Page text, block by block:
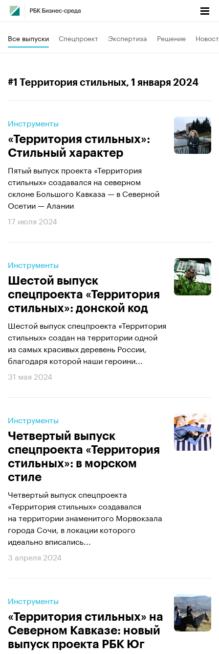
Все выпуски Спецпроект Экспертиза Решение
#1 Территория стильных, 1 января 2024
Инструменты
«Территория стильных»:
Стильный характер
Пятый выпуск проекта «Территория
стильных» создавался на северном
склоне Большого Кавказа — в Северной
Осетии — Алании
17 июля 2024
Инструменты
Шестой выпуск
спецпроекта «Территория
стильных»: донской код
Шестой выпуск спецпроекта «Территория
стильных» создан на территории одной
из самых красивых деревень России,
благодаря которой наши героини...
31 мая 2024
Инструменты
Четвертый выпуск
спецпроекта «Территория
стильных»: в морском
стиле
Четвертый выпуск спецпроекта
«Территория стильных» создавался
на территории знаменитого Морвокзала
города Сочи, в локации которого
идеально вписались...
3 апреля 2024
Инструменты
«Территория стильных» на
Северном Кавказе: новый
выпуск проекта РБК Юг